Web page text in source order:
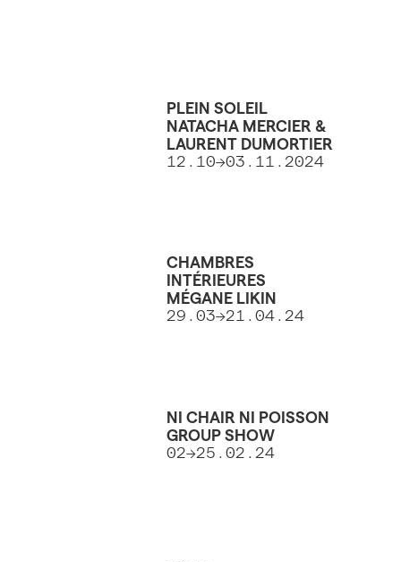
PLEIN SOLEIL
NATACHA MERCIER &
LAURENT DUMORTIER
12.10->03.11.2024
CHAMBRES
INTÉRIEURES
MÉGANE LIKIN
29.03->21.04.24
NI CHAIR NI POISSON
GROUP SHOW
02->25.02.24